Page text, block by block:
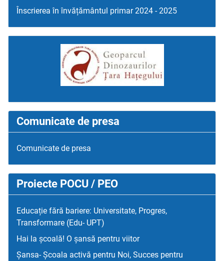
Înscrierea în învățământul primar 2024 - 2025
Comunicate de presa
Comunicate de presa
Proiecte POCU / PEO
Educație fără bariere: Universitate, Progres,
Transformare (Edu- UPT)
Hai la școală! O șansă pentru viitor
Șansa- Școala activă pentru Noi, Succes pentru